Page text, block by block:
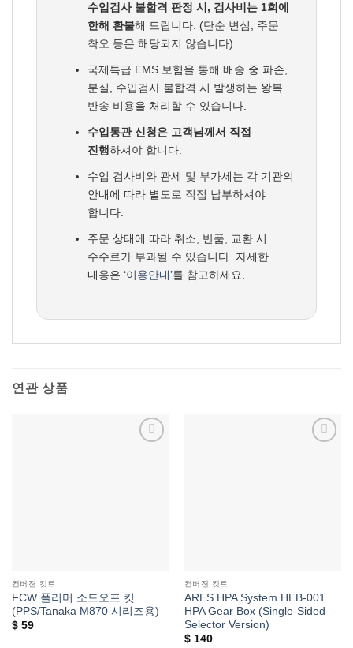
수입검사 불합격 판정 시, 검사비는 1회에
한해 환불해 드립니다. (단순 변심, 주문
착오 등은 해당되지 않습니다)
국제특급 EMS 보험을 통해 배송 중 파손,
분실, 수입검사 불합격 시 발생하는 왕복
반송 비용을 처리할 수 있습니다.
수입통관 신청은 고객님께서 직접
진행하셔야 합니다.
수입 검사비와 관세 및 부가세는 각 기관의
안내에 따라 별도로 직접 납부하셔야
합니다.
주문 상태에 따라 취소, 반품, 교환 시
수수료가 부과될 수 있습니다. 자세한
내용은 ‘이용안내’를 참고하세요.
연관 상품
컨버젼 킷트
FCW 폴리머 소드오프 킷
(PPS/Tanaka M870 시리즈용)
$59
컨버젼 킷트
ARES HPA System HEB-001
HPA Gear Box (Single-Sided
Selector Version)
$140